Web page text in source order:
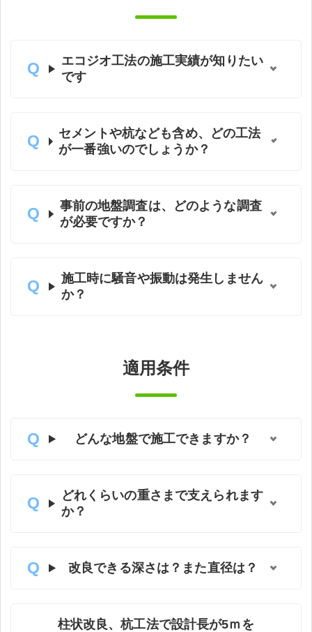
エコジオ工法の施工実績が知りたい
です
セメントや杭なども含め、どの工法
が一番強いのでしょうか？
事前の地盤調査は、どのような調査
が必要ですか？
施工時に騒音や振動は発生しません
か？
適用条件
どんな地盤で施工できますか？
どれくらいの重さまで支えられます
か？
改良できる深さは？また直径は？
柱状改良、杭工法で設計長が5ｍを